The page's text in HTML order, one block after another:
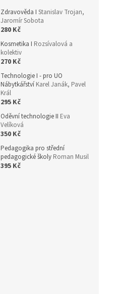
Zdravověda I Stanislav Trojan,
Jaromír Sobota
280 Kč
Kosmetika I Rozsívalová a
kolektiv
270 Kč
Technologie I - pro UO
Nábytkářství Karel Janák, Pavel
Král
295 Kč
Oděvní technologie II Eva
Velíková
350 Kč
Pedagogika pro střední
pedagogické školy Roman Musil
395 Kč